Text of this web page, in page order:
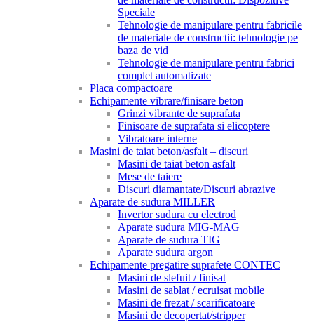
Speciale
Tehnologie de manipulare pentru fabricile
de materiale de constructii: tehnologie pe
baza de vid
Tehnologie de manipulare pentru fabrici
complet automatizate
Placa compactoare
Echipamente vibrare/finisare beton
Grinzi vibrante de suprafata
Finisoare de suprafata si elicoptere
Vibratoare interne
Masini de taiat beton/asfalt – discuri
Masini de taiat beton asfalt
Mese de taiere
Discuri diamantate/Discuri abrazive
Aparate de sudura MILLER
Invertor sudura cu electrod
Aparate sudura MIG-MAG
Aparate de sudura TIG
Aparate sudura argon
Echipamente pregatire suprafete CONTEC
Masini de slefuit / finisat
Masini de sablat / ecruisat mobile
Masini de frezat / scarificatoare
Masini de decopertat/stripper